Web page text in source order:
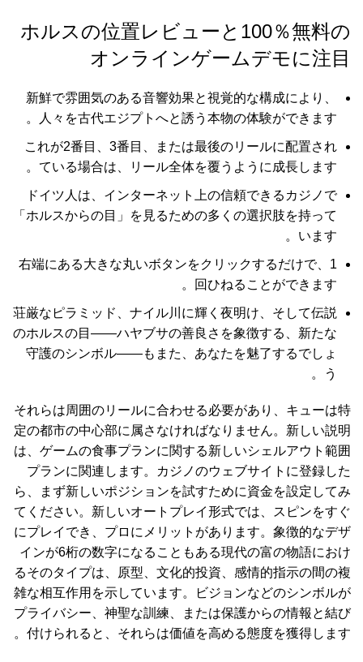
ホルスの位置レビューと100％無料の
オンラインゲームデモに注目
新鮮で雰囲気のある音響効果と視覚的な構成により、
人々を古代エジプトへと誘う本物の体験ができます。
これが2番目、3番目、または最後のリールに配置され
ている場合は、リール全体を覆うように成長します。
ドイツ人は、インターネット上の信頼できるカジノで
「ホルスからの目」を見るための多くの選択肢を持って
います。
右端にある大きな丸いボタンをクリックするだけで、1
回ひねることができます。
荘厳なピラミッド、ナイル川に輝く夜明け、そして伝説
のホルスの目――ハヤブサの善良さを象徴する、新たな
守護のシンボル――もまた、あなたを魅了するでしょ
う。
それらは周囲のリールに合わせる必要があり、キューは特
定の都市の中心部に属さなければなりません。新しい説明
は、ゲームの食事プランに関する新しいシェルアウト範囲
プランに関連します。カジノのウェブサイトに登録した
ら、まず新しいポジションを試すために資金を設定してみ
てください。新しいオートプレイ形式では、スピンをすぐ
にプレイでき、プロにメリットがあります。象徴的なデザ
インが6桁の数字になることもある現代の富の物語におけ
るそのタイプは、原型、文化的投資、感情的指示の間の複
雑な相互作用を示しています。ビジョンなどのシンボルが
プライバシー、神聖な訓練、または保護からの情報と結び
付けられると、それらは価値を高める態度を獲得します。